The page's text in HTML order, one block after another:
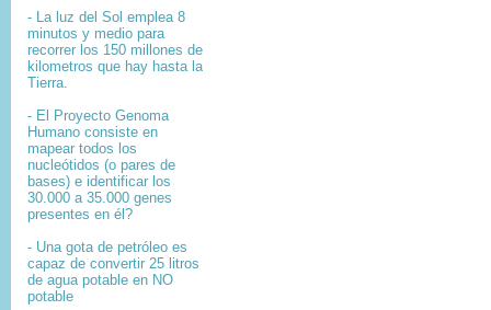
- La luz del Sol emplea 8
minutos y medio para
recorrer los 150 millones de
kilometros que hay hasta la
Tierra.
- El
Proyecto Genoma
Humano consiste en
mapear todos los
nucleótidos (o pares de
bases) e identificar los
30.000 a 35.000 genes
presentes en él?
- Una gota de petróleo es
capaz de convertir 25 litros
de agua potable en NO
potable